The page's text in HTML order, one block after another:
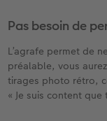
Pas besoin de
L’agrafe permet de
préalable, vous
tirages photo rétro,
« Je suis content que